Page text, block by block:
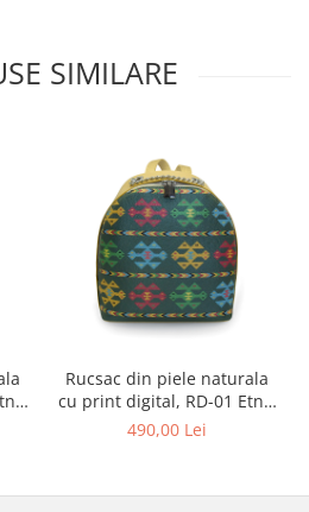
SIMILARE
Rucsac din piele naturala
cu print digital, RD-01 Etnic
01
490,00 Lei